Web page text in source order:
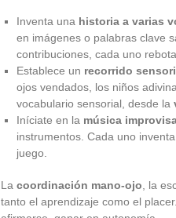
Inventa una historia a varias
en imágenes o palabras clave
contribuciones, cada uno
Establece un recorrido
ojos vendados, los niños
vocabulario sensorial, desde la
Iníciate en la música
instrumentos. Cada uno
juego.
La coordinación mano-ojo , la
tanto el aprendizaje como el